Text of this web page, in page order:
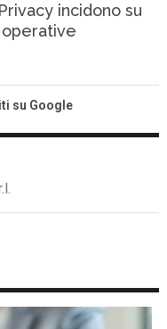
incidono su
su Google